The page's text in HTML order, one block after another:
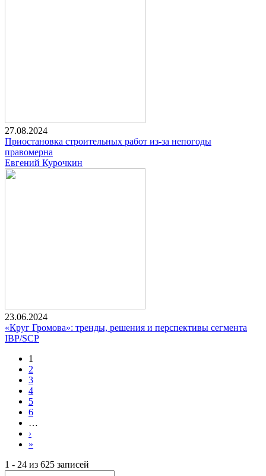
27.08.2024
Приостановка строительных работ из-за непогоды
правомерна
Евгений Курочкин
23.06.2024
«Круг Громова»: тренды, решения и перспективы сегмента
IBP/SCP
1
2
3
4
5
6
…
›
»
1 - 24 из 625 записей